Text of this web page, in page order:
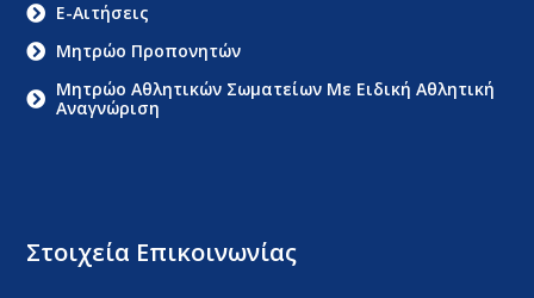
Στοιχεία Επικοινωνίας
E-Αιτήσεις
Μητρώο Προπονητών
Μητρώο Αθλητικών Σωματείων Με Ειδική Αθλητική
Αναγνώριση